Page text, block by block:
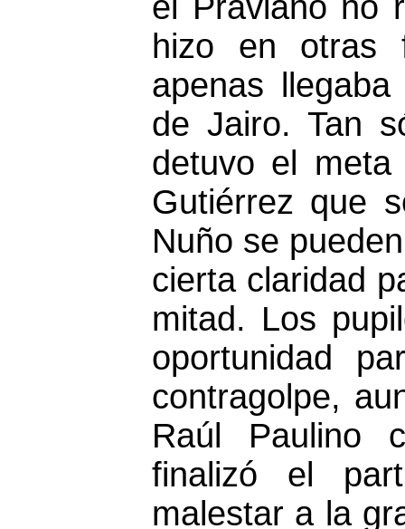
hizo en otras
apenas
de Jairo. Tan
detuvo el
Gutiérrez que
Nuño se
cierta claridad
mitad. Los
oportunidad
contragolpe,
Raúl Paulino
finalizó el
malestar a la